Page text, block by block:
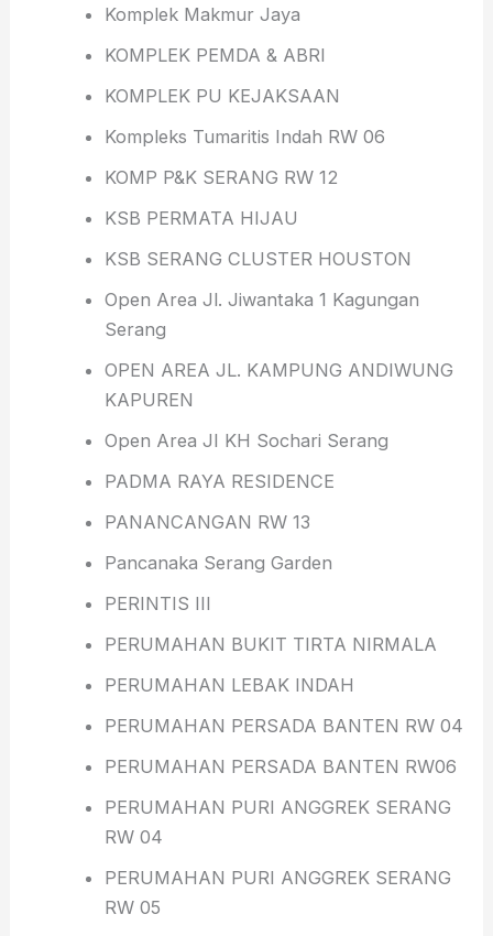
Komplek Makmur Jaya
KOMPLEK PEMDA & ABRI
KOMPLEK PU KEJAKSAAN
Kompleks Tumaritis Indah RW 06
KOMP P&K SERANG RW 12
KSB PERMATA HIJAU
KSB SERANG CLUSTER HOUSTON
Open Area Jl. Jiwantaka 1 Kagungan
Serang
OPEN AREA JL. KAMPUNG ANDIWUNG
KAPUREN
Open Area JI KH Sochari Serang
PADMA RAYA RESIDENCE
PANANCANGAN RW 13
Pancanaka Serang Garden
PERINTIS III
PERUMAHAN BUKIT TIRTA NIRMALA
PERUMAHAN LEBAK INDAH
PERUMAHAN PERSADA BANTEN RW 04
PERUMAHAN PERSADA BANTEN RW06
PERUMAHAN PURI ANGGREK SERANG
RW 04
PERUMAHAN PURI ANGGREK SERANG
RW 05